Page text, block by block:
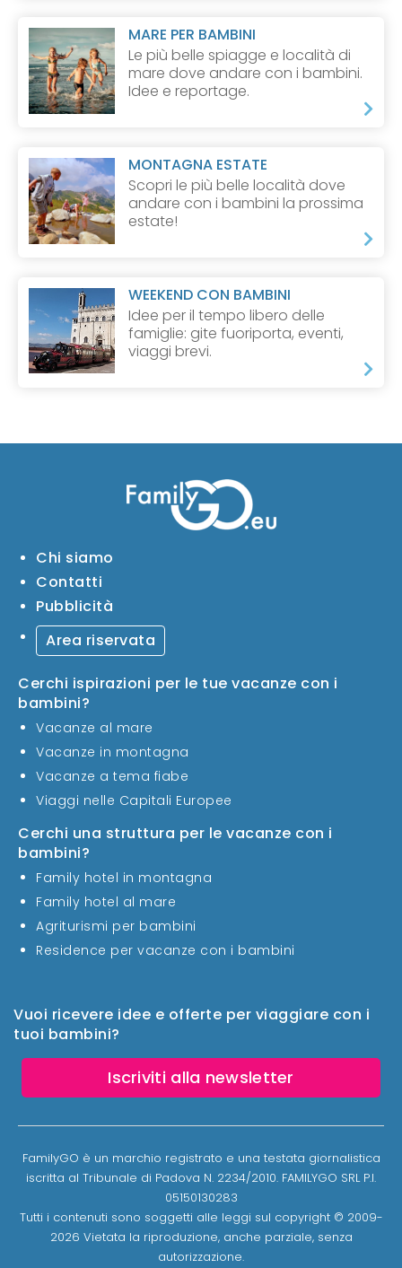
MARE PER BAMBINI
Le più belle spiagge e località di
mare dove andare con i bambini.
Idee e reportage.
MONTAGNA ESTATE
Scopri le più belle località dove
andare con i bambini la prossima
estate!
WEEKEND CON BAMBINI
Idee per il tempo libero delle
famiglie: gite fuoriporta, eventi,
viaggi brevi.
Vuoi ricevere idee e offerte per viaggiare con i
tuoi bambini?
Iscriviti alla newsletter
Chi siamo
Contatti
Pubblicità
Area riservata
Cerchi ispirazioni per le tue vacanze con i
bambini?
Vacanze al mare
Vacanze in montagna
Vacanze a tema fiabe
Viaggi nelle Capitali Europee
Cerchi una struttura per le vacanze con i
bambini?
Family hotel in montagna
Family hotel al mare
Agriturismi per bambini
Residence per vacanze con i bambini
FamilyGO è un marchio registrato e una testata giornalistica
iscritta al Tribunale di Padova N. 2234/2010. FAMILYGO SRL P.I.
05150130283
Tutti i contenuti sono soggetti alle leggi sul copyright © 2009-
2026 Vietata la riproduzione, anche parziale, senza
autorizzazione.